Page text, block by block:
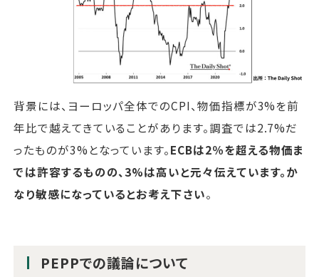
背景には、ヨーロッパ全体でのCPI、物価指標が3%を前
年比で越えてきていることがあります。調査では2.7%だ
ったものが3%となっています。ECBは2％を超える物価ま
では許容するものの、3%は高いと元々伝えています。か
なり敏感になっているとお考え下さい。
PEPPでの議論について